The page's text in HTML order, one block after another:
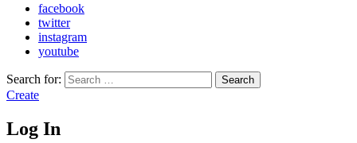
facebook
twitter
instagram
youtube
Search for: Search
Create
Log In